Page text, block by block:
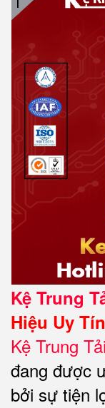
Kệ Trung
Hiệu Uy
Kệ Trung
đang được
bởi sự tiện